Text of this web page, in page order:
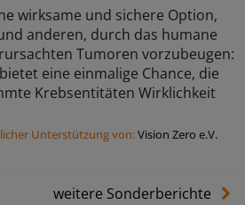
wirksame und sichere Option,
anderen, durch das humane
Tumoren vorzubeugen:
eine einmalige Chance, die
Krebsentitäten Wirklichkeit
Unterstützung von:Vision Zero e.V.
weitere Sonderberichte